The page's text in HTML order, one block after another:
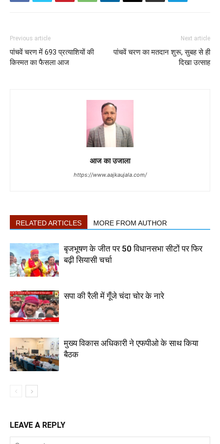
Previous article
पांचवें चरण में 693 प्रत्याशियों की
किस्मत का फैसला आज
Next article
पांचवें चरण का मतदान शुरू, सुबह से ही
दिखा उत्साह
आज का उजाला
https://www.aajkaujala.com/
RELATED ARTICLES MORE FROM AUTHOR
बृजभूषण के जीत पर 50 विधानसभा सीटों पर फिर
बढ़ी सियासी चर्चा
सपा की रैली में गूँजे चंदा चोर के नारे
मुख्य विकास अधिकारी ने एफपीओ के साथ किया
बैठक
LEAVE A REPLY